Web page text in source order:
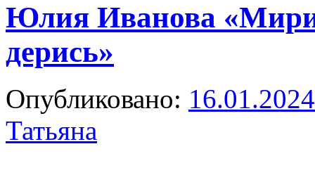
Юлия Иванова
дерись»
Опубликовано: 16.01.2024
Татьяна